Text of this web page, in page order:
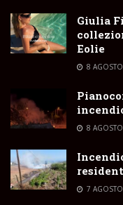
Giulia
Eolie
8
8
7